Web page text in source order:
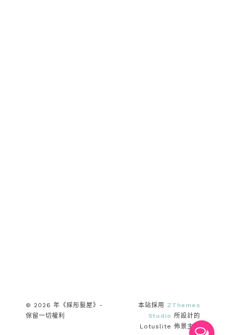
© 2026 年《綵彤髮屋》-
保留一切權利
本站採用 ZThemes
Studio 所設計的
Lotuslite 佈景主題